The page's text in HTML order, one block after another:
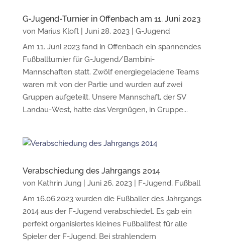
G-Jugend-Turnier in Offenbach am 11. Juni 2023
von Marius Kloft| Juni 28, 2023| G-Jugend
Am 11. Juni 2023 fand in Offenbach ein spannendes
Fußballturnier für G-Jugend/Bambini-
Mannschaften statt. Zwölf energiegeladene Teams
waren mit von der Partie und wurden auf zwei
Gruppen aufgeteilt. Unsere Mannschaft, der SV
Landau-West, hatte das Vergnügen, in Gruppe...
Verabschiedung des Jahrgangs 2014
von Kathrin Jung| Juni 26, 2023| F-Jugend, Fußball
Am 16.06.2023 wurden die Fußballer des Jahrgangs
2014 aus der F-Jugend verabschiedet. Es gab ein
perfekt organisiertes kleines Fußballfest für alle
Spieler der F-Jugend. Bei strahlendem